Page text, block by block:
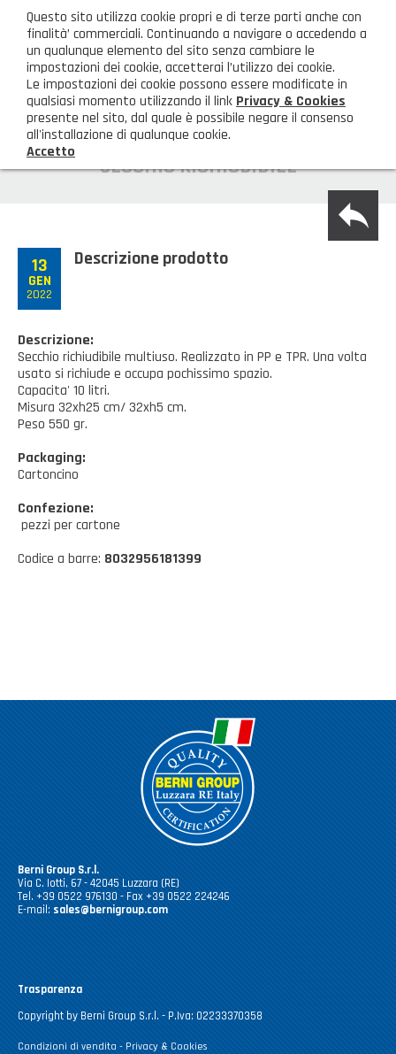
AREA CLIENTI
HOME
GAMMA PRODOTTI
Illuminazione
Borse, cesti e trolley
Casalinghi Cucina
Casalinghi Pulizia
Benessere e tempo libero
Giardinaggio e Ferramenta
PRODOTTI NOVITÀ
CONTATTI
Richiesta Informazioni
Dove siamo
SHOP PRIVATI
NOVITÀ ED EVENTI
FAQ
CATALOGHI
SECCHIO RICHIUDIBILE
13
GEN
2022
Descrizione prodotto
Descrizione:
Secchio richiudibile multiuso. Realizzato in PP e TPR. Una volta
usato si richiude e occupa pochissimo spazio.
Capacita' 10 litri.
Misura 32xh25 cm/ 32xh5 cm.
Peso 550 gr.
Packaging:
Cartoncino
Confezione:
pezzi per cartone
Codice a barre: 8032956181399
Berni Group S.r.l.
Via C. Iotti, 67 - 42045 Luzzara (RE)
Tel. +39 0522 976130 - Fax +39 0522 224246
E-mail: sales@bernigroup.com
Trasparenza
Copyright by Berni Group S.r.l. - P.Iva: 02233370358
Condizioni di vendita - Privacy & Cookies
Questo sito utilizza cookie propri e di terze parti anche con
finalità’ commerciali. Continuando a navigare o accedendo a
un qualunque elemento del sito senza cambiare le
impostazioni dei cookie, accetterai l’utilizzo dei cookie.
Le impostazioni dei cookie possono essere modificate in
qualsiasi momento utilizzando il link Privacy & Cookies
presente nel sito, dal quale è possibile negare il consenso
all'installazione di qualunque cookie.
Accetto